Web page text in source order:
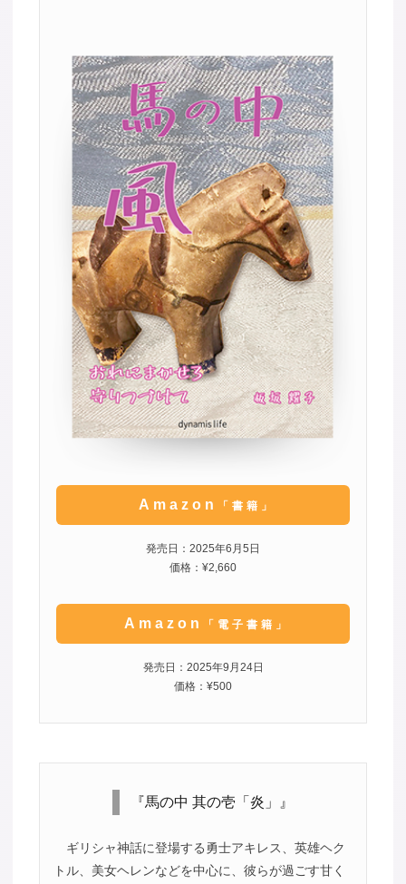
Amazon 「書籍」
発売日：2025年6月5日
価格：¥2,660
Amazon 「電子書籍」
発売日：2025年9月24日
価格：¥500
『馬の中 其の壱「炎」』
ギリシャ神話に登場する勇士アキレス、英雄ヘク
トル、美女ヘレンなどを中心に、彼らが過ごす甘く